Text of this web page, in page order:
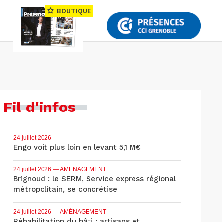
BOUTIQUE
Fil d'infos
24 juillet 2026 —
Engo voit plus loin en levant 5,1 M€
24 juillet 2026 — AMÉNAGEMENT
Brignoud : le SERM, Service express régional
métropolitain, se concrétise
24 juillet 2026 — AMÉNAGEMENT